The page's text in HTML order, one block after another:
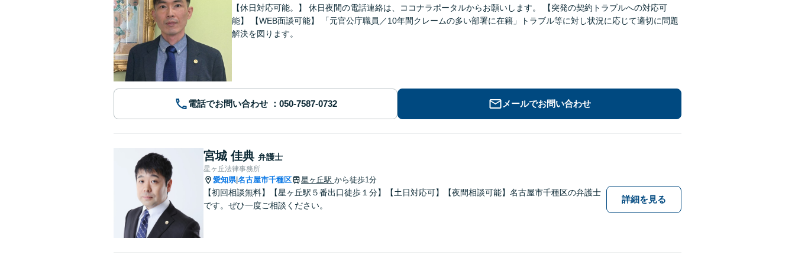
【休日対応可能。】 休日夜間の電話連絡は、ココナラポータルからお願いします。 【突発の契約トラブルへの対応可
能】 【WEB面談可能】 「元官公庁職員／10年間クレームの多い部署に在籍」トラブル等に対し状況に応じて適切に問題
解決を図ります。
電話でお問い合わせ メールでお問い合わせ
宮城 佳典 弁護士
星ヶ丘法律事務所
愛知県|名古屋市千種区 星ヶ丘駅 から徒歩1分
【初回相談無料】【星ヶ丘駅５番出口徒歩１分】【土日対応可】【夜間相談可能】名古屋市千種区の弁護士
です。ぜひ一度ご相談ください。
詳細を見る